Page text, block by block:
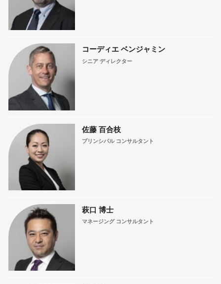
コーディエ ベンジャミン
シニア ディレクター
佐藤 百合枝
プリンシパル コンサルタント
萩口 博士
マネージング コンサルタント